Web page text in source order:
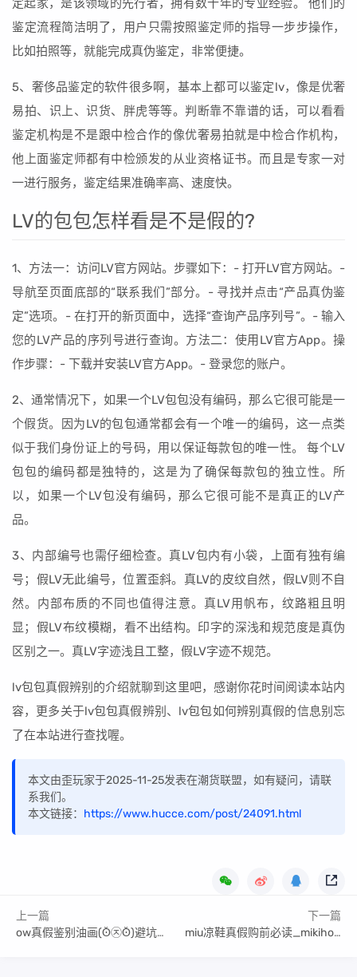
定起家，是该领域的先行者，拥有数十年的专业经验。 他们的
鉴定流程简洁明了，用户只需按照鉴定师的指导一步步操作，
比如拍照等，就能完成真伪鉴定，非常便捷。
5、奢侈品鉴定的软件很多啊，基本上都可以鉴定lv，像是优奢
易拍、识上、识货、胖虎等等。判断靠不靠谱的话，可以看看
鉴定机构是不是跟中检合作的像优奢易拍就是中检合作机构，
他上面鉴定师都有中检颁发的从业资格证书。而且是专家一对
一进行服务，鉴定结果准确率高、速度快。
LV的包包怎样看是不是假的?
1、方法一：访问LV官方网站。步骤如下：- 打开LV官方网站。-
导航至页面底部的“联系我们”部分。- 寻找并点击“产品真伪鉴
定”选项。- 在打开的新页面中，选择“查询产品序列号”。- 输入
您的LV产品的序列号进行查询。方法二：使用LV官方App。操
作步骤：- 下载并安装LV官方App。- 登录您的账户。
2、通常情况下，如果一个LV包包没有编码，那么它很可能是一
个假货。因为LV的包包通常都会有一个唯一的编码，这一点类
似于我们身份证上的号码，用以保证每款包的唯一性。 每个LV
包包的编码都是独特的，这是为了确保每款包的独立性。所
以，如果一个LV包没有编码，那么它很可能不是真正的LV产
品。
3、内部编号也需仔细检查。真LV包内有小袋，上面有独有编
号；假LV无此编号，位置歪斜。真LV的皮纹自然，假LV则不自
然。内部布质的不同也值得注意。真LV用帆布，纹路粗且明
显；假LV布纹模糊，看不出结构。印字的深浅和规范度是真伪
区别之一。真LV字迹浅且工整，假LV字迹不规范。
lv包包真假辨别的介绍就聊到这里吧，感谢你花时间阅读本站内
容，更多关于lv包包真假辨别、lv包包如何辨别真假的信息别忘
了在本站进行查找喔。
本文由歪玩家于2025-11-25发表在潮货联盟，如有疑问，请联
系我们。
本文链接： https://www.hucce.com/post/24091.html
上一篇
ow真假鉴别油画(ʘ̆㉨ʘ̆)避坑秘密
下一篇
miu凉鞋真假购前必读_mikihouse凉鞋真假